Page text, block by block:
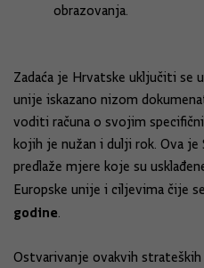
obrazovanja.
Zadaća je Hrvatske uključiti se
unije iskazano nizom
voditi računa o svojim
kojih je nužan i dulji rok. Ova
predlaže mjere koje su
Europske unije i ciljevima čije
godine.
Ostvarivanje ovakvih